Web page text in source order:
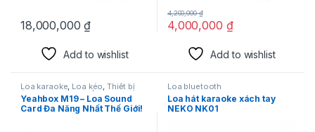
18,000,000₫
Add to wishlist
4,000,000 ₫
4,200,000₫
Add to wishlist
Loa karaoke Loa kéo Thiết bị
âm thanh karaoke | KTV
Yeahbox M19 – Loa Sound
Card Đa Năng Nhất Thế Giới!
Loa bluetooth
Loa hát karaoke xách tay
NEKO NK01